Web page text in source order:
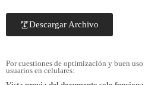
Descargar Archivo
Por cuestiones de optimización y buen uso
usuarios en celulares: